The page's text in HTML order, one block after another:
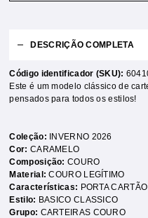
DESCRIÇÃO COMPLETA
Código identificador (SKU):
Este é um modelo clássico de
pensados para todos os estilos!
Coleção:
INVERNO 2026
Cor: CARAMELO
Composição:COURO
Material:COURO LEGÍTIMO
Características: PORTA CARTÃO
Estilo: BASICO CLASSICO
Grupo: CARTEIRAS COURO